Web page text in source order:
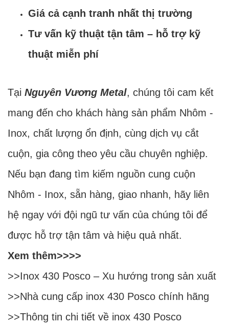
Giá cả cạnh tranh nhất thị trường
Tư vấn kỹ thuật tận tâm – hỗ trợ kỹ
thuật miễn phí
Tại Nguyên Vương Metal, chúng tôi cam kết
mang đến cho khách hàng sản phẩm Nhôm -
Inox, chất lượng ổn định, cùng dịch vụ cắt
cuộn, gia công theo yêu cầu chuyên nghiệp.
Nếu bạn đang tìm kiếm nguồn cung cuộn
Nhôm - Inox, sẵn hàng, giao nhanh, hãy liên
hệ ngay với đội ngũ tư vấn của chúng tôi để
được hỗ trợ tận tâm và hiệu quả nhất.
Xem thêm>>>>
>>Inox 430 Posco – Xu hướng trong sản xuất
>>Nhà cung cấp inox 430 Posco chính hãng
>>Thông tin chi tiết về inox 430 Posco